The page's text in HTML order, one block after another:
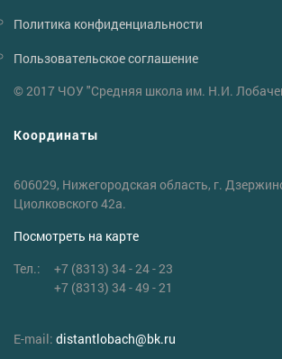
Политика конфиденциальности
Пользовательское соглашение
© 2017 ЧОУ "Средняя школа им. Н.И.
Координаты
606029, Нижегородская область, г.
Циолковского 42а.
Посмотреть на карте
Тел.:
+7 (8313) 34 - 24 - 23
+7 (8313) 34 - 49 - 21
E-mail: distantlobach@bk.ru